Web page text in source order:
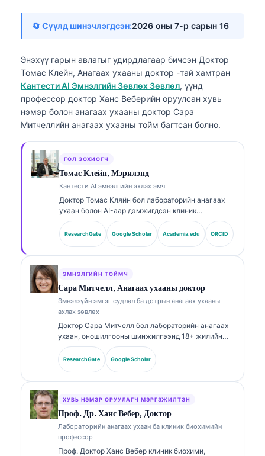
🔄 Сүүлд шинэчлэгдсэн:2026 оны 7-р сарын 16
Энэхүү гарын авлагыг удирдлагаар бичсэн Доктор
Томас Клейн, Анагаах ухааны доктор -тай хамтран
Кантести AI Эмнэлгийн Зөвлөх Зөвлөл, үүнд
профессор доктор Ханс Веберийн оруулсан хувь
нэмэр болон анагаах ухааны доктор Сара
Митчеллийн анагаах ухааны тойм багтсан болно.
ГОЛ ЗОХИОГЧ
Томас Клейн, Мэрилэнд
Кантести AI эмнэлгийн ахлах эмч
Доктор Томас Кляйн бол лабораторийн анагаах
ухаан болон AI-аар дэмжигдсэн клиник
шинжилгээнд 15 гаруй жилийн туршлагатай,
зөвшөөрөгдсөн (board-certified) клиник
гематологич, дотрын эмч юм. Kantesti AI
эмнэлзүйн үнэн зөв байдлын талаар эмнэлзүйн
хяналтыг хэрэгжүүлдэг. Доктор Кляйн нь
биомаркерын тайлбар болон лабораторийн
оношилгооны чиглэлээр лабораторийн анагаах
ухааны сэдвүүд дээр өргөн хүрээнд хэвлүүлсэн.
ResearchGate Google Scholar Academia.edu ORCID
ЭМНЭЛГИЙН ТОЙМЧ
Сара Митчелл, Анагаах ухааны доктор
Эмнэлзүйн эмгэг судлал ба дотрын анагаах ухааны
ахлах зөвлөх
Доктор Сара Митчелл бол лабораторийн анагаах
ухаан, оношилгооны шинжилгээнд 18+ жилийн
туршлагатай, зөвлөлөөр баталгаажсан клиник
эмгэг судлаач (клиник патологоанатом) юм.
Тэрээр клиник химийн чиглэлээр мэргэшлийн
шинжилгээний талаар өргөнөөр нийтэлсэн.
ResearchGate Google Scholar
ХУВЬ НЭМЭР ОРУУЛАГЧ МЭРГЭЖИЛТЭН
Проф. Др. Ханс Вебер, Доктор
Лабораторийн анагаах ухаан ба клиник биохимийн
профессор
Проф. Доктор Ханс Вебер клиник биохими,